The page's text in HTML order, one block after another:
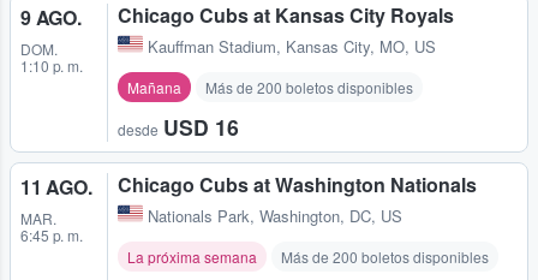
9 AGO.
DOM.
1:10 p. m.
Chicago Cubs at Kansas City Royals
Kauffman Stadium, Kansas City, MO, US
Mañana Más de 200 boletos disponibles
desde USD 16
11 AGO.
MAR.
6:45 p. m.
Chicago Cubs at Washington Nationals
Nationals Park, Washington, DC, US
La próxima semana Más de 200 boletos disponibles